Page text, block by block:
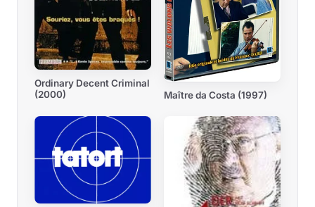
Ordinary Decent Criminal
(2000)
Maître da Costa (1997)